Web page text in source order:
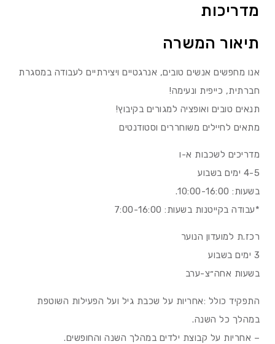
מדריכות
תיאור המשרה
אנו מחפשים אנשים טובים, אנרגטיים ויצירתיים לעבודה במסגרת
חברתית, כייפית ונעימה!
תנאים טובים ואופציה למגורים בקיבוץ!
מתאים לחיילים משוחררים וסטודנטים
מדריכים לשכבות א-ו
4-5 ימים בשבוע
בשעות: 10:00-16:00.
*עבודה בקייטנות בשעות: 7:00-16:00
רכז.ת למועדון הנוער
3 ימים בשבוע
בשעות אחה״צ-ערב
התפקיד כולל :אחריות על שכבת גיל ועל הפעילות השוטפת
במהלך כל השנה.
– אחריות על קבוצת ילדים במהלך השנה והחופשים.